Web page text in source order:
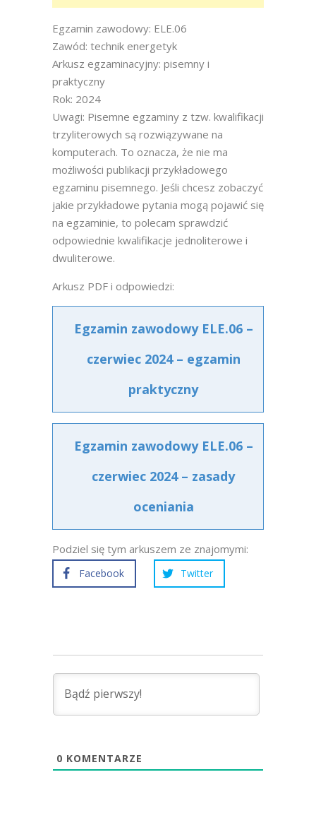
Egzamin zawodowy: ELE.06
Zawód: technik energetyk
Arkusz egzaminacyjny: pisemny i
praktyczny
Rok: 2024
Uwagi: Pisemne egzaminy z tzw. kwalifikacji
trzyliterowych są rozwiązywane na
komputerach. To oznacza, że nie ma
możliwości publikacji przykładowego
egzaminu pisemnego. Jeśli chcesz zobaczyć
jakie przykładowe pytania mogą pojawić się
na egzaminie, to polecam sprawdzić
odpowiednie kwalifikacje jednoliterowe i
dwuliterowe.
Arkusz PDF i odpowiedzi:
Egzamin zawodowy ELE.06 –
czerwiec 2024 – egzamin
praktyczny
Egzamin zawodowy ELE.06 –
czerwiec 2024 – zasady
oceniania
Podziel się tym arkuszem ze znajomymi:
Facebook Twitter
0 KOMENTARZE